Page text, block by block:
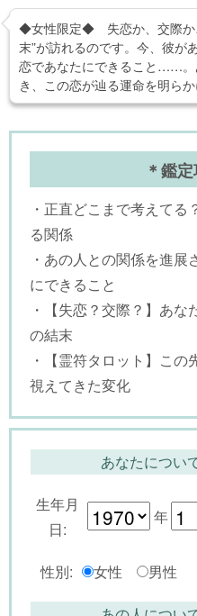
◆女性限定◆ 失恋か、交際か
末”が訪れるのです。今、彼が
恋であなたにできること……。
き、この恋が辿る運命を明らか
＊鑑
・正直どこまで考えて
る関係
・あの人との関係を進
にできること
・【失恋？交際？】あ
の結末
・【霊符タロット】こ
視えてきた変化
あなたについ
生年月
日:
年
性別: 女性 男性